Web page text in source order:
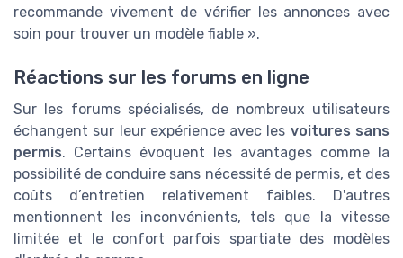
recommande vivement de vérifier les annonces avec
soin pour trouver un modèle fiable ».
Réactions sur les forums en ligne
Sur les forums spécialisés, de nombreux utilisateurs
échangent sur leur expérience avec les voitures sans
permis. Certains évoquent les avantages comme la
possibilité de conduire sans nécessité de permis, et des
coûts d’entretien relativement faibles. D'autres
mentionnent les inconvénients, tels que la vitesse
limitée et le confort parfois spartiate des modèles